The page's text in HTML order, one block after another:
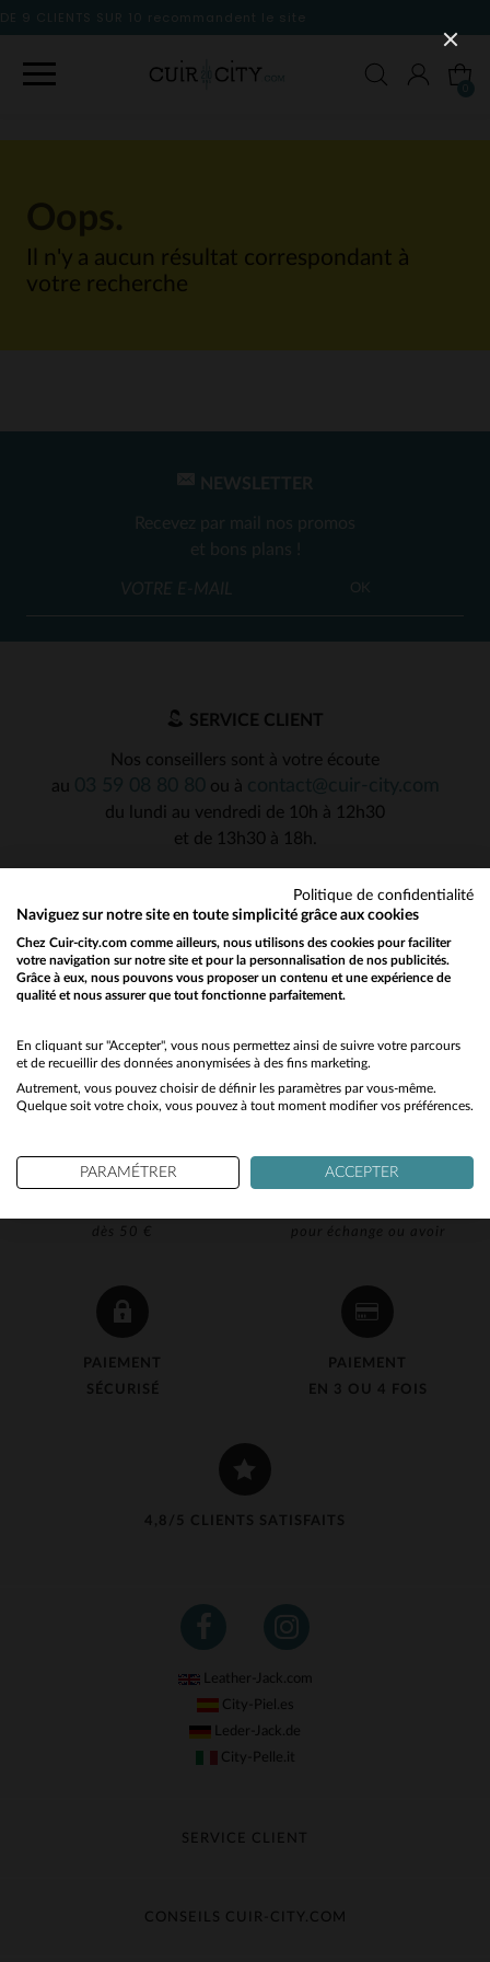
le site
Il n'y a aucun résultat correspondant à
votre recherche
dès 50 €
pour échange ou avoir
PAIEMENT
SÉCURISÉ
PAIEMENT
EN 3 OU 4 FOIS
4,8/5 CLIENTS SATISFAITS
NEWSLETTER
Recevez par mail nos promos
et bons plans !
OK
SERVICE CLIENT
Nos conseillers sont à votre écoute
au
ou à
du lundi au vendredi de 10h à 12h30
et de 13h30 à 18h.
Leather-Jack.com
City-Piel.es
Leder-Jack.de
City-Pelle.it
SERVICE CLIENT
Échange & Remboursement
CONSEILS CUIR-CITY.COM
Would you like to be redirected to our English site?
No
Yes
Politique de confidentialité
Naviguez sur notre site en toute simplicité grâce aux cookies
Chez Cuir-city.com comme ailleurs, nous utilisons des cookies pour faciliter
votre navigation sur notre site et pour la personnalisation de nos publicités.
Grâce à eux, nous pouvons vous proposer un contenu et une expérience de
qualité et nous assurer que tout fonctionne parfaitement.
En cliquant sur "Accepter", vous nous permettez ainsi de suivre votre parcours
et de recueillir des données anonymisées à des fins marketing.
Autrement, vous pouvez choisir de définir les paramètres par vous-même.
Quelque soit votre choix, vous pouvez à tout moment modifier vos préférences.
PARAMÉTRER ACCEPTER